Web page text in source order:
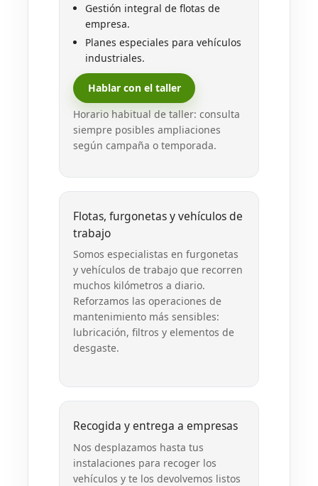
Gestión integral de flotas de
empresa.
Planes especiales para vehículos
industriales.
Hablar con el taller
Horario habitual de taller: consulta
siempre posibles ampliaciones
según campaña o temporada.
Flotas, furgonetas y vehículos de
trabajo
Somos especialistas en furgonetas
y vehículos de trabajo que recorren
muchos kilómetros a diario.
Reforzamos las operaciones de
mantenimiento más sensibles:
lubricación, filtros y elementos de
desgaste.
Recogida y entrega a empresas
Nos desplazamos hasta tus
instalaciones para recoger los
vehículos y te los devolvemos listos